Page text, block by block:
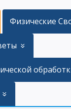
Физические